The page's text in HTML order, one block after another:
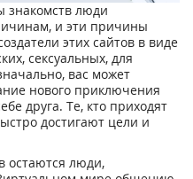
знакомств люди
и эти причины
этих сайтов в виде
сексуальных, для
вас может
нового приключения
друга. Те, кто приходят
достигают цели и
остаются люди,